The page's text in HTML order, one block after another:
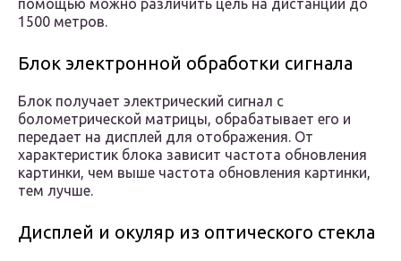
помощью можно различить цель на дистанции до
1500 метров.
Блок электронной обработки сигнала
Блок получает электрический сигнал с
болометрической матрицы, обрабатывает его и
передает на дисплей для отображения. От
характеристик блока зависит частота обновления
картинки, чем выше частота обновления картинки,
тем лучше.
Дисплей и окуляр из оптического стекла